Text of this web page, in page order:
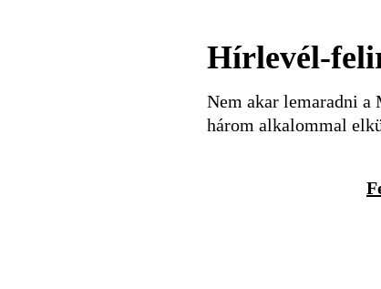
Hírlevél-
Nem akar lemaradni a
három alkalommal